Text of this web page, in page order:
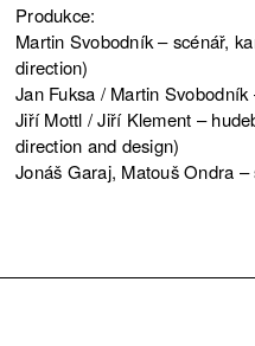
Produkce:
Martin Svobodník – scénář,
direction)
Jan Fuksa / Martin
Jiří Mottl / Jiří Klement –
direction and design)
Jonáš Garaj, Matouš Ondra